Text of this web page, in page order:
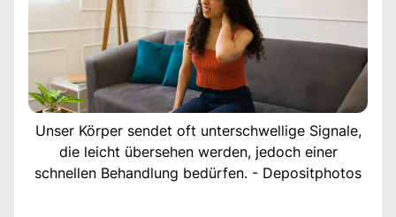
Unser Körper sendet oft unterschwellige Signale,
die leicht übersehen werden, jedoch einer
schnellen Behandlung bedürfen. - Depositphotos